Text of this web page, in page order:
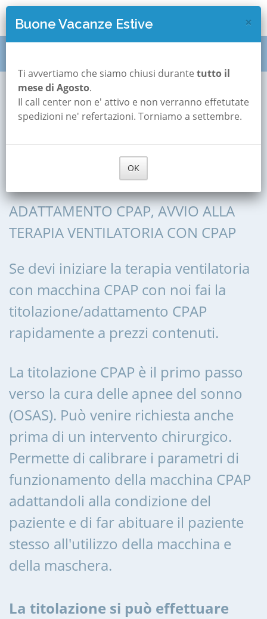
Tizzano Val Parma
Titolazione
CPAP a Tizzano Val
ADATTAMENTO CPAP, AVVIO ALLA
TERAPIA VENTILATORIA CON CPAP
Se devi iniziare la terapia ventilatoria
con macchina CPAP con noi fai la
titolazione/adattamento CPAP
rapidamente a prezzi contenuti.
La titolazione CPAP è il primo passo
verso la cura delle apnee del sonno
(OSAS). Può venire richiesta anche
prima di un intervento chirurgico.
Permette di calibrare i parametri di
funzionamento della macchina CPAP
adattandoli alla condizione del
paziente e di far abituare il paziente
stesso all'utilizzo della macchina e
della maschera.
La titolazione si può effettuare
×
Buone Vacanze Estive
Ti avvertiamo che siamo chiusi durante tutto il
mese di Agosto.
Il call center non e' attivo e non verranno effetutate
spedizioni ne' refertazioni. Torniamo a settembre.
OK